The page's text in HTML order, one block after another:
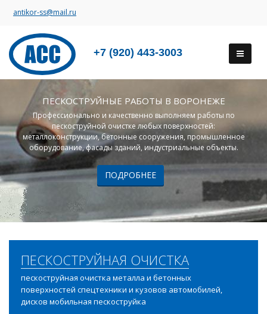
antikor-ss@mail.ru
+7 (920) 443-3003
ПЕСКОСТРУЙНЫЕ РАБОТЫ В ВОРОНЕЖЕ
Профессионально и качественно выполняем работы по
пескоструйной очистке любых поверхностей:
металлоконструкции, бетонные сооружения, промышленное
оборудование, фасады зданий, индустриальные объекты.
ПОДРОБНЕЕ
ПЕСКОСТРУЙНАЯ ОЧИСТКА
пескоструйная очистка металла и бетонных
поверхностей спецтехники и кузовов автомобилей,
дисков мобильная пескоструйка